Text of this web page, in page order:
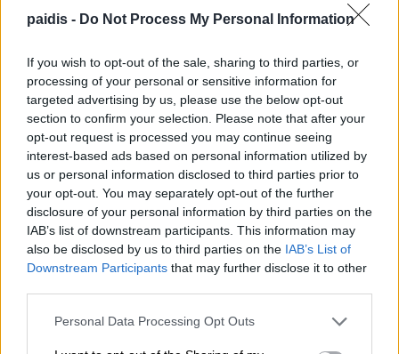
paidis - Do Not Process My Personal Information
If you wish to opt-out of the sale, sharing to third parties, or
processing of your personal or sensitive information for
targeted advertising by us, please use the below opt-out
section to confirm your selection. Please note that after your
opt-out request is processed you may continue seeing
interest-based ads based on personal information utilized by
us or personal information disclosed to third parties prior to
your opt-out. You may separately opt-out of the further
disclosure of your personal information by third parties on the
IAB’s list of downstream participants. This information may
also be disclosed by us to third parties on the IAB’s List of
Downstream Participants that may further disclose it to other
Personal Data Processing Opt Outs